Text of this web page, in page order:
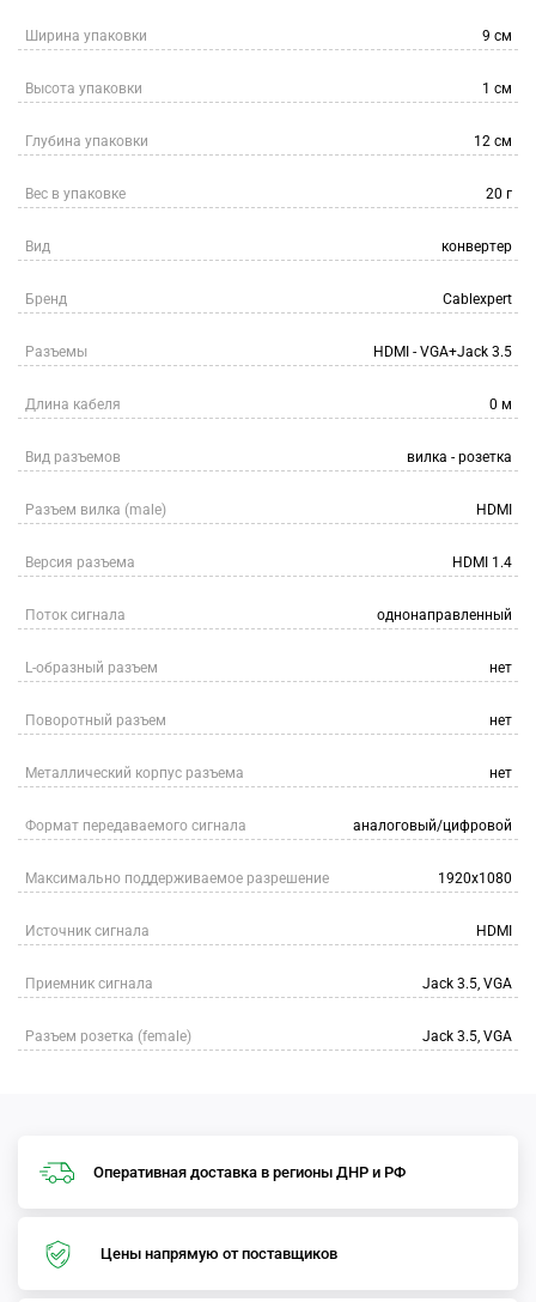
Ширина упаковки 9 см
Высота упаковки 1 см
Глубина упаковки 12 см
Вес в упаковке 20 г
Вид конвертер
Бренд Cablexpert
Разъемы HDMI - VGA+Jack 3.5
Длина кабеля 0 м
Вид разъемов вилка - розетка
Разъем вилка (male) HDMI
Версия разъема HDMI 1.4
Поток сигнала однонаправленный
L-образный разъем нет
Поворотный разъем нет
Металлический корпус разъема нет
Формат передаваемого сигнала аналоговый/цифровой
Максимально поддерживаемое разрешение 1920x1080
Источник сигнала HDMI
Приемник сигнала Jack 3.5, VGA
Разъем розетка (female) Jack 3.5, VGA
Оперативная доставка в регионы ДНР и РФ
Цены напрямую от поставщиков